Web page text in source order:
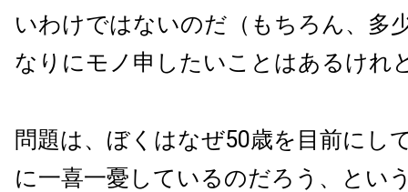
いわけではないのだ（もちろん、多
なりにモノ申したいことはあるけれ
問題は、ぼくはなぜ50歳を目前にし
に一喜一憂しているのだろう、とい